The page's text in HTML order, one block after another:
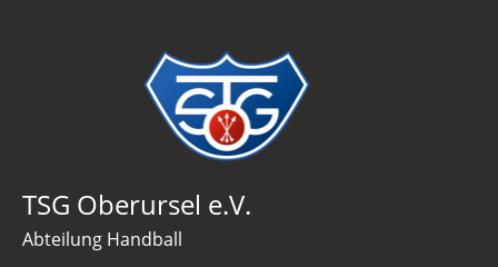
TSG Oberursel e.V.
Abteilung Handball